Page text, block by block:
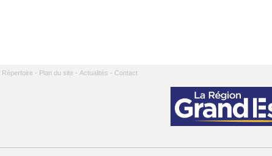
Répertoire - Plan du site - Actualités - Contact